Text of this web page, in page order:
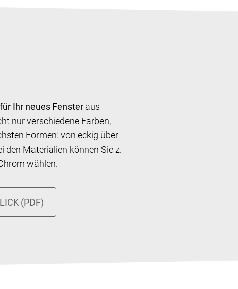
Ihr neues Fenster aus
nur verschiedene Farben,
Formen: von eckig über
den Materialien können Sie z.
wählen.